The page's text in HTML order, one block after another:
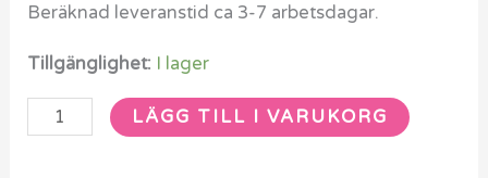
Beräknad leveranstid ca 3-7 arbetsdagar.
Tillgänglighet: I lager
LÄGG TILL I VARUKORG